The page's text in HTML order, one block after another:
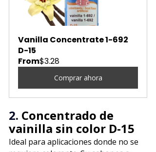
Vanilla Concentrate 1-692
D-15
From$3.28
Comprar ahora
2. Concentrado de
vainilla sin color D-15
Ideal para aplicaciones donde no se